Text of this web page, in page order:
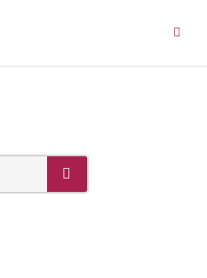
SEARCH